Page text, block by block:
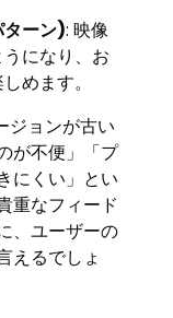
ターン): 映像
になり、お
めます。
ジョンが古い
が不便」「プ
にくい」とい
重なフィード
、ユーザーの
えるでしょ